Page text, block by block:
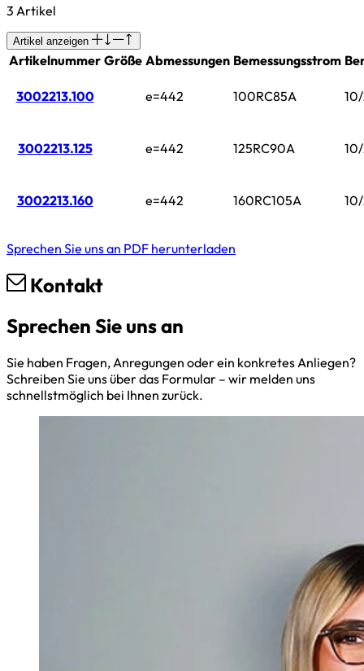
3 Artikel
Artikel anzeigen
Artikelnummer Größe Abmessungen Bemessungsstrom
3002213.100 e=442 100RC85A
3002213.125 e=442 125RC90A
3002213.160 e=442 160RC105A
Sprechen Sie uns an PDF herunterladen
Kontakt
Sprechen Sie uns an
Sie haben Fragen, Anregungen oder ein konkretes Anliegen?
Schreiben Sie uns über das Formular – wir melden uns
schnellstmöglich bei Ihnen zurück.